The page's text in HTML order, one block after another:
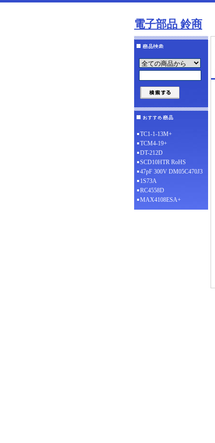
電子部品 鈴商
TC1-1-13M+
TCM4-19+
DT-212D
SCD10HTR RoHS
47pF 300V DM05C470J3
1S73A
RC4558D
MAX4108ESA+